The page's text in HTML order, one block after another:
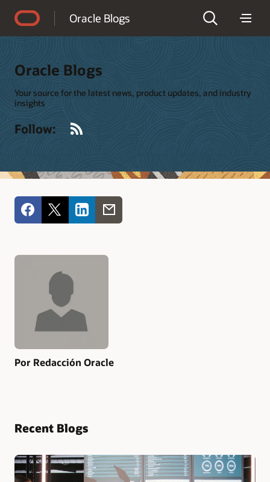
Oracle Blogs
Oracle Blogs
Your source for the latest news, product updates, and industry
insights
Follow:
Por Redacción Oracle
Recent Blogs